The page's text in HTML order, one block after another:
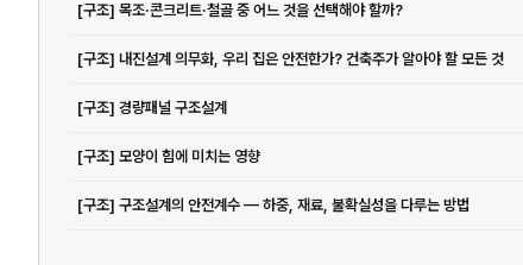
[구조] 목조·콘크리트·철골 중 어느 것을 선택해야 할까?
[구조] 내진설계 의무화, 우리 집은 안전한가? 건축주가 알아야 할 모든 것
[구조] 경량패널 구조설계
[구조] 모양이 힘에 미치는 영향
[구조] 구조설계의 안전계수 — 하중, 재료, 불확실성을 다루는 방법